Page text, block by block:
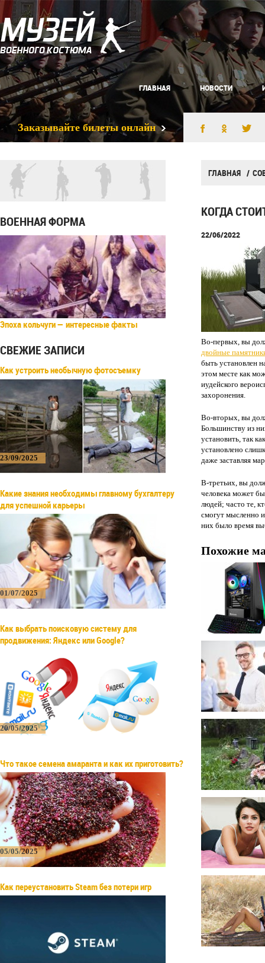
ГЛАВНАЯ НОВОСТИ
Заказывайте билеты онлайн
ВОЕННАЯ ФОРМА
Эпоха кольчуги — интересные факты
СВЕЖИЕ ЗАПИСИ
Как устроить необычную фотосъемку
23/09/2025
Какие знания необходимы главному бухгалтеру
для успешной карьеры
01/07/2025
Как выбрать поисковую систему для
продвижения: Яндекс или Google?
20/05/2025
Что такое семена амаранта и как их приготовить?
05/05/2025
Как переустановить Steam без потери игр
ГЛАВНАЯ
КОГДА
22/06/2022
Во-первых, вы
двойные
быть установлен
этом месте как
иудейского
захоронения.
Во-вторых, вы
Большинству из
установить, так
установлено
даже заставляя
В-третьих, вы
человека может
людей; часто те,
смогут мысленно
них было время
Похожие